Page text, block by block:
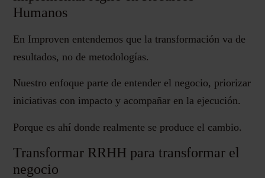
Humanos
En Improven entendemos que la transformación va de
resultados, no de metodologías.
Nuestro enfoque parte de entender el negocio, priorizar
iniciativas con impacto y acompañar en la ejecución.
Porque es ahí donde realmente se produce el cambio.
Transformar RRHH para transformar el
negocio